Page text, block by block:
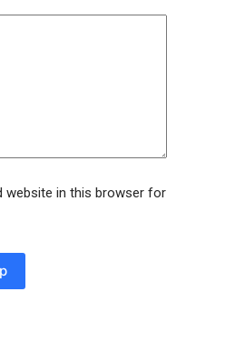
website in this browser for